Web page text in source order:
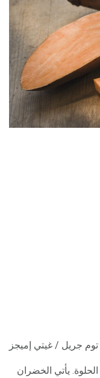
توم جريل / غيتي إميجز
يأتي الخضران